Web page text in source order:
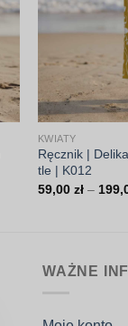
KWIATY
Ręcznik |
tle | K012
59,00 zł –
WAŻNE